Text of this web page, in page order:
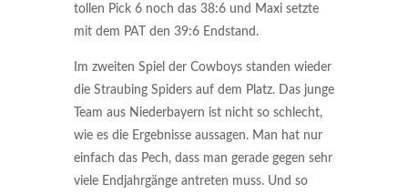
tollen Pick 6 noch das 38:6 und Maxi setzte
mit dem PAT den 39:6 Endstand.
Im zweiten Spiel der Cowboys standen wieder
die Straubing Spiders auf dem Platz. Das junge
Team aus Niederbayern ist nicht so schlecht,
wie es die Ergebnisse aussagen. Man hat nur
einfach das Pech, dass man gerade gegen sehr
viele Endjahrgänge antreten muss. Und so